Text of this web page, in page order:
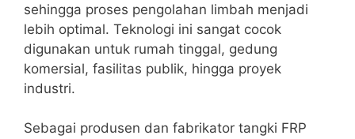
sehingga proses pengolahan limbah menjadi
lebih optimal. Teknologi ini sangat cocok
digunakan untuk rumah tinggal, gedung
komersial, fasilitas publik, hingga proyek
industri.
Sebagai produsen dan fabrikator tangki FRP